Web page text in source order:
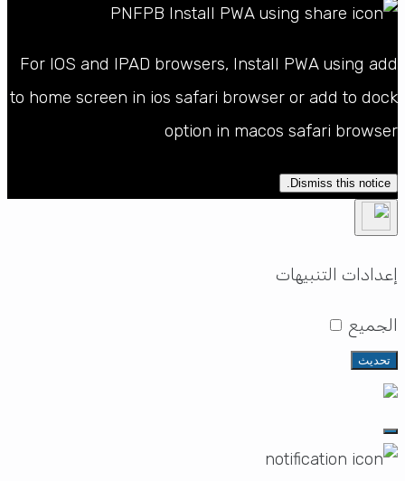
For IOS and IPAD browsers, Install PWA using add
to home screen in ios safari browser or add to dock
option in macos safari browser
Dismiss this notice.
إعدادات التنبيهات
الجميع
تحديث